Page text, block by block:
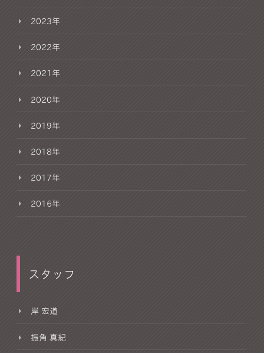
2023年
2022年
2021年
2020年
2019年
2018年
2017年
2016年
スタッフ
岸 宏道
振角 真紀